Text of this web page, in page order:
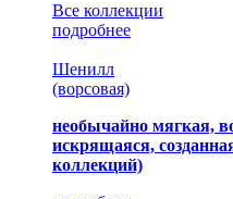
Все коллекции
подробнее
Шенилл
(ворсовая)
необычайно мягкая,
искрящаяся,
коллекций)